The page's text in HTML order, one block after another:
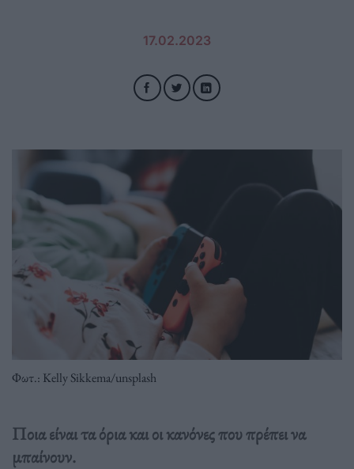
17.02.2023
Φωτ.: Kelly Sikkema/unsplash
Ποια είναι τα όρια και οι κανόνες που πρέπει να
μπαίνουν.